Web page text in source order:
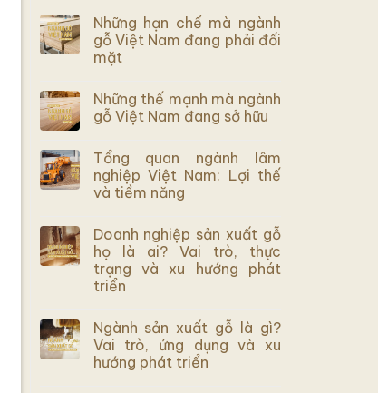
Những hạn chế mà ngành
gỗ Việt Nam đang phải đối
mặt
Những thế mạnh mà ngành
gỗ Việt Nam đang sở hữu
Tổng quan ngành lâm
nghiệp Việt Nam: Lợi thế
và tiềm năng
Doanh nghiệp sản xuất gỗ
họ là ai? Vai trò, thực
trạng và xu hướng phát
triển
Ngành sản xuất gỗ là gì?
Vai trò, ứng dụng và xu
hướng phát triển